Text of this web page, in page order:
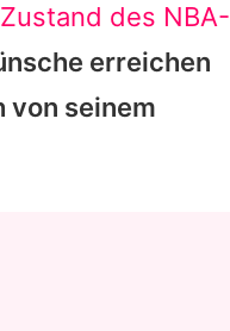
Zustand des NBA-
erreichen
von seinem